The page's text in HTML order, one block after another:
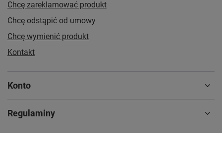
Chcę zareklamować produkt
Chcę odstąpić od umowy
Chcę wymienić produkt
Kontakt
Konto
Regulaminy